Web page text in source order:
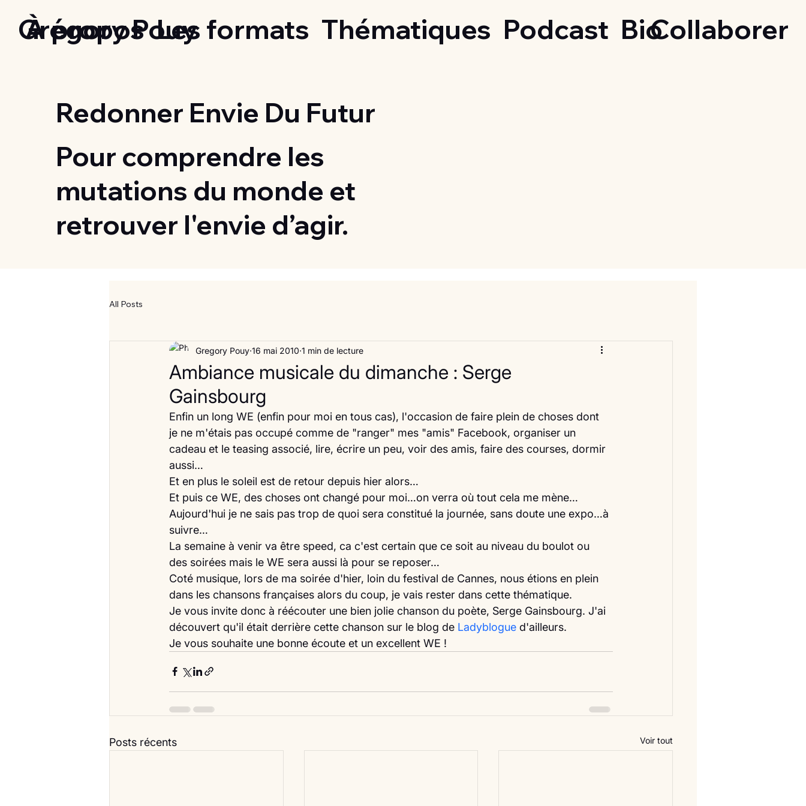
Grégory Pouy
À propos Les formats Thématiques Podcast BioCollaborer
Redonner Envie Du Futur
Pour comprendre les
mutations du monde et
retrouver l'envie d’agir.
All Posts
Ambiance musicale du dimanche : Serge
Gainsbourg
Gregory Pouy 16 mai 2010 1 min de lecture
Enfin un long WE (enfin pour moi en tous cas), l'occasion de faire plein de choses dont
je ne m'étais pas occupé comme de "ranger" mes "amis" Facebook, organiser un
cadeau et le teasing associé, lire, écrire un peu, voir des amis, faire des courses, dormir
aussi…
Et en plus le soleil est de retour depuis hier alors…
Et puis ce WE, des choses ont changé pour moi…on verra où tout cela me mène…
Aujourd'hui je ne sais pas trop de quoi sera constitué la journée, sans doute une expo…à
suivre…
La semaine à venir va être speed, ca c'est certain que ce soit au niveau du boulot ou
des soirées mais le WE sera aussi là pour se reposer…
Coté musique, lors de ma soirée d'hier, loin du festival de Cannes, nous étions en plein
dans les chansons françaises alors du coup, je vais rester dans cette thématique.
Je vous invite donc à réécouter une bien jolie chanson du poète, Serge Gainsbourg. J'ai
découvert qu'il était derrière cette chanson sur le blog de Ladyblogue d'ailleurs.
Je vous souhaite une bonne écoute et un excellent WE !
Posts récents Voir tout